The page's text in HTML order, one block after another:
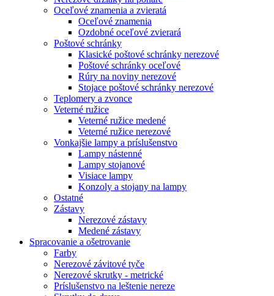
Oceľové znamenia a zvieratá
Oceľové znamenia
Ozdobné oceľové zvierará
Poštové schránky
Klasické poštové schránky nerezové
Poštové schránky oceľové
Rúry na noviny nerezové
Stojace poštové schránky nerezové
Teplomery a zvonce
Veterné ružice
Veterné ružice medené
Veterné ružice nerezové
Vonkajšie lampy a príslušenstvo
Lampy nástenné
Lampy stojanové
Visiace lampy
Konzoly a stojany na lampy
Ostatné
Zástavy
Nerezové zástavy
Medené zástavy
Spracovanie a ošetrovanie
Farby
Nerezové závitové tyče
Nerezové skrutky - metrické
Príslušenstvo na leštenie nereze